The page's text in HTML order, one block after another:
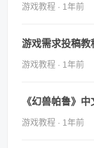
游戏教程 · 1年前
游戏需求投稿教
游戏教程 · 1年前
《幻兽帕鲁》
游戏教程 · 1年前